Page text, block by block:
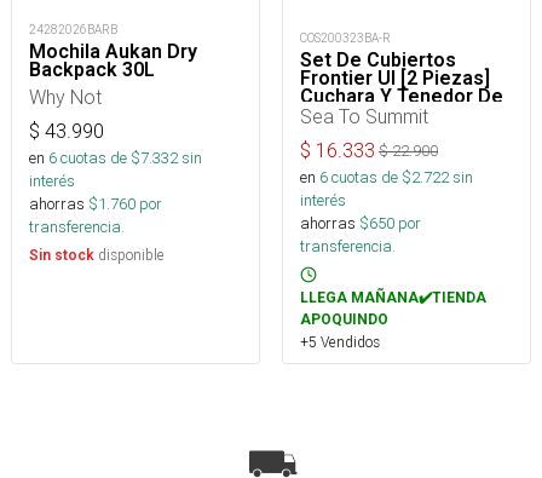
24282026BARB
Mochila Aukan Dry
Backpack 30L
Why Not
$ 43.990
en 6cuotas de $7.332sin
interés
ahorras $1.760 por
transferencia.
Sin stock disponible
COS200323BA-R
Set De Cubiertos
Frontier Ul [2 Piezas]
Cuchara Y Tenedor De
Mango Largo
Sea To Summit
$ 16.333 $22.900
en 6cuotas de $2.722sin
interés
ahorras $650 por
transferencia.
LLEGA MAÑANA✔️TIENDA
APOQUINDO
+5 Vendidos